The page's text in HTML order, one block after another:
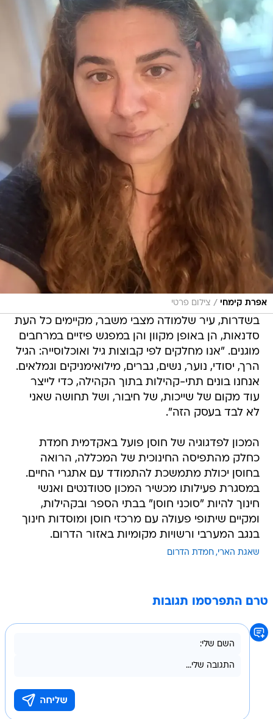
אפרת קימחי / צילום פרטי
בשדרות, עיר שלמודה מצבי משבר, מקיימים כל העת
סדנאות, הן באופן מקוון והן במפגש פיזיים במרחבים
מוגנים. "אנו מחלקים לפי קבוצות גיל ואוכלוסייה: הגיל
הרך, יסודי, נוער, נשים, גברים, מילואימניקים וגמלאים.
אנחנו בונים תתי-קהילות בתוך הקהילה, כדי לייצר
עוד מקום של שייכות, של חיבור, ושל תחושה שאני
לא לבד בעסק הזה".
המכון לפדגוגיה של חוסן פועל באקדמית חמדת
כחלק מהתפיסה החינוכית של המכללה, הרואה
בחוסן יכולת מתמשכת להתמודד עם אתגרי החיים.
במסגרת פעילותו מכשיר המכון סטודנטים ואנשי
חינוך להיות "סוכני חוסן" בבתי הספר ובקהילות,
ומקיים שיתופי פעולה עם מרכזי חוסן ומוסדות חינוך
בנגב המערבי ורשויות מקומיות באזור הדרום.
שאגת הארי חמדת הדרום
טרם התפרסמו תגובות